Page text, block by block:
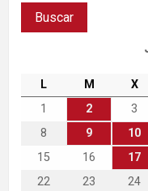
L M X
1
2 3
8
9 10
15
16 17
22
23 24